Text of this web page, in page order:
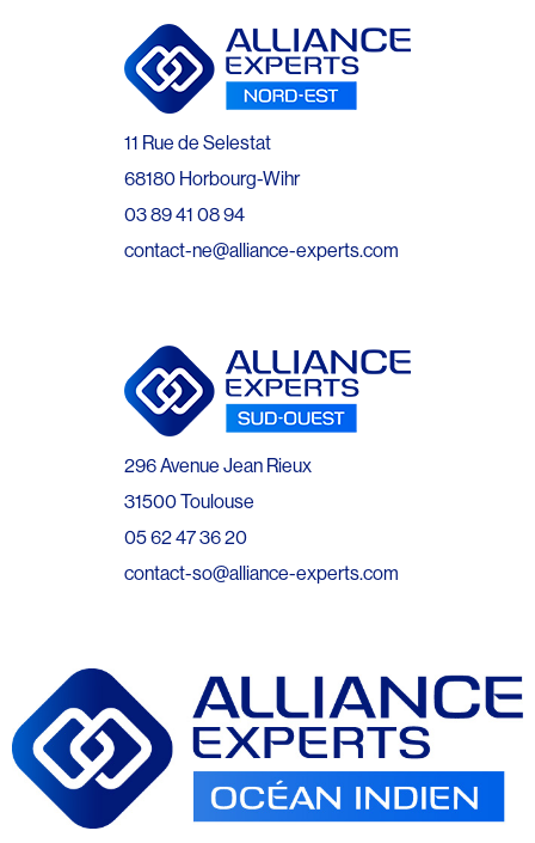
11 Rue de Selestat
68180 Horbourg-Wihr
03 89 41 08 94
contact-ne@alliance-experts.com
296 Avenue Jean Rieux
31500 Toulouse
05 62 47 36 20
contact-so@alliance-experts.com